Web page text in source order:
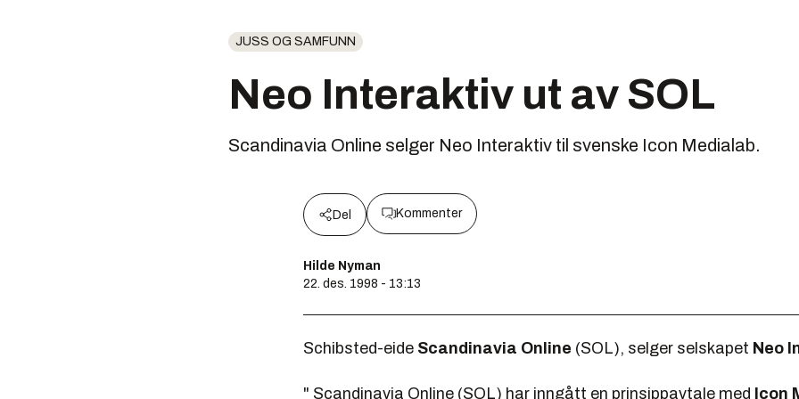
JUSS OG SAMFUNN
Neo Interaktiv ut av SOL
Scandinavia Online selger Neo Interaktiv til svenske Icon Medialab.
Del Kommenter
Hilde Nyman
22. des. 1998 - 13:13
Schibsted-eide Scandinavia Online (SOL), selger selskapet Neo
" Scandinavia Online (SOL) har inngått en prinsippavtale med Icon